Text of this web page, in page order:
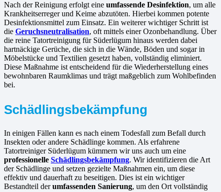
Nach der Reinigung erfolgt eine umfassende Desinfektion, um alle
Krankheitserreger und Keime abzutöten. Hierbei kommen potente
Desinfektionsmittel zum Einsatz. Ein weiterer wichtiger Schritt ist
die Geruchsneutralisation, oft mittels einer Ozonbehandlung. Über
die reine Tatortreinigung für Süderlügum hinaus werden dabei
hartnäckige Gerüche, die sich in die Wände, Böden und sogar in
Möbelstücke und Textilien gesetzt haben, vollständig eliminiert.
Diese Maßnahme ist entscheidend für die Wiederherstellung eines
bewohnbaren Raumklimas und trägt maßgeblich zum Wohlbefinden
bei.
Schädlingsbekämpfung
In einigen Fällen kann es nach einem Todesfall zum Befall durch
Insekten oder andere Schädlinge kommen. Als erfahrene
Tatortreiniger Süderlügum kümmern wir uns auch um eine
professionelle Schädlingsbekämpfung. Wir identifizieren die Art
der Schädlinge und setzen gezielte Maßnahmen ein, um diese
effektiv und dauerhaft zu beseitigen. Dies ist ein wichtiger
Bestandteil derumfassenden Sanierung, um den Ort vollständig